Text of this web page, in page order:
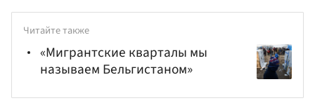
Читайте также
«Мигрантские кварталы мы
называем Бельгистаном»